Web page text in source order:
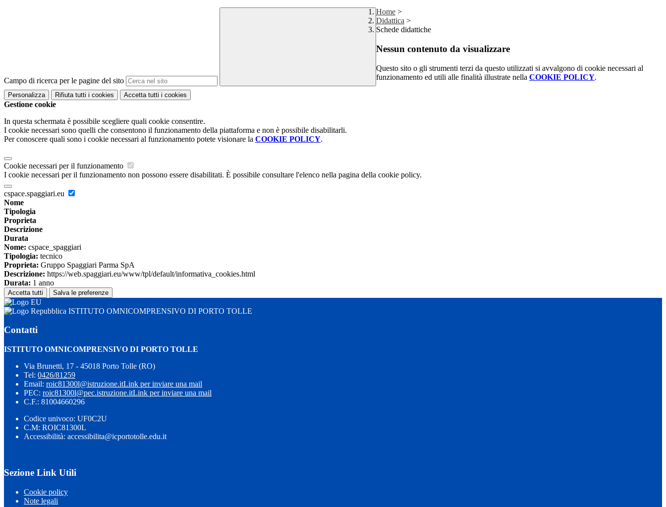
Campo di ricerca per le pagine del sito
Home >
Didattica >
Schede didattiche
Nessun contenuto da visualizzare
Questo sito o gli strumenti terzi da questo utilizzati si avvalgono di cookie necessari al
funzionamento ed utili alle finalità illustrate nella COOKIE POLICY.
Personalizza Rifiuta tutti i cookies Accetta tutti i cookies
Gestione cookie
In questa schermata è possibile scegliere quali cookie consentire.
I cookie necessari sono quelli che consentono il funzionamento della piattaforma e non è possibile disabilitarli.
Per conoscere quali sono i cookie necessari al funzionamento potete visionare la COOKIE POLICY.
Cookie necessari per il funzionamento
I cookie necessari per il funzionamento non possono essere disabilitati. È possibile consultare l'elenco nella pagina della cookie policy.
cspace.spaggiari.eu
Nome
Tipologia
Proprieta
Descrizione
Durata
Nome: cspace_spaggiari
Tipologia: tecnico
Proprieta: Gruppo Spaggiari Parma SpA
Descrizione: https://web.spaggiari.eu/www/tpl/default/informativa_cookies.html
Durata: 1 anno
Accetta tutti Salva le preferenze
ISTITUTO OMNICOMPRENSIVO DI PORTO TOLLE
Contatti
ISTITUTO OMNICOMPRENSIVO DI PORTO TOLLE
Via Brunetti, 17 - 45018 Porto Tolle (RO)
Tel: 0426/81259
Email: roic81300l@istruzione.itLink per inviare una mail
PEC: roic81300l@pec.istruzione.itLink per inviare una mail
C.F.: 81004660296
Codice univoco: UF0C2U
C.M: ROIC81300L
Accessibilità: accessibilita@icportotolle.edu.it
Sezione Link Utili
Cookie policy
Note legali